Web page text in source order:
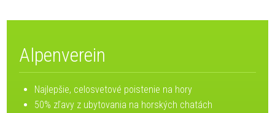
Alpenverein
Najlepšie, celosvetové poistenie na hory
50% zľavy z ubytovania na horských chatách